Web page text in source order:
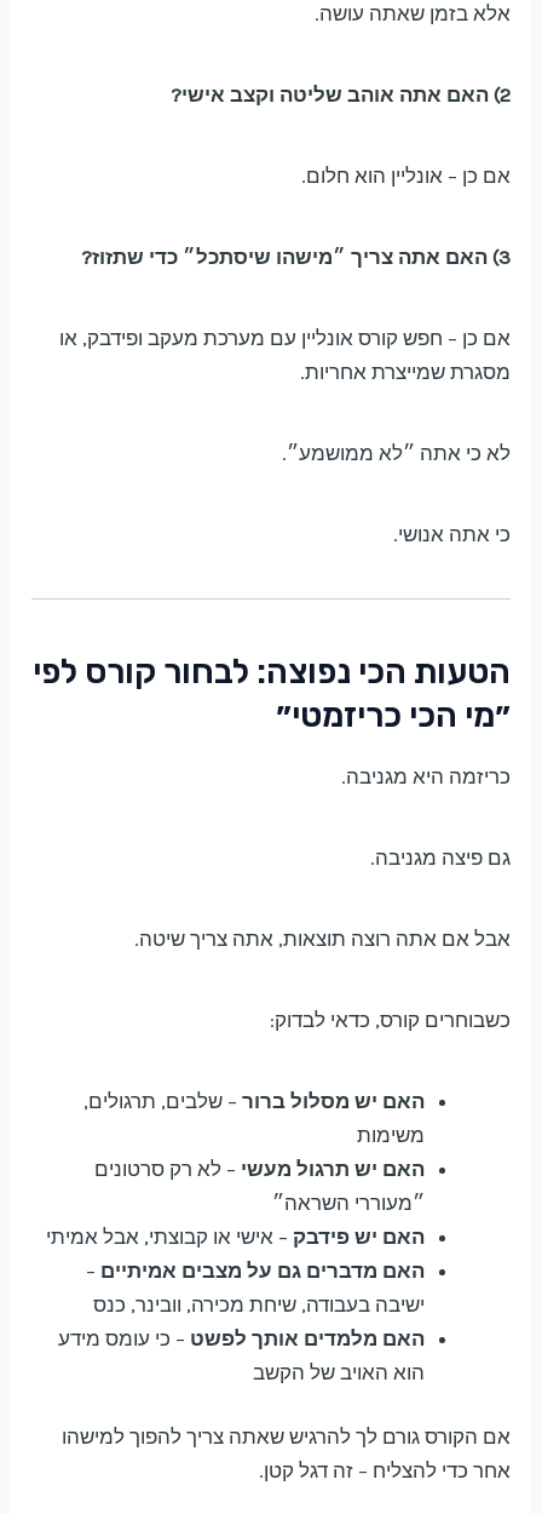
אלא בזמן שאתה עושה.
2) האם אתה אוהב שליטה וקצב אישי?
אם כן – אונליין הוא חלום.
3) האם אתה צריך ״מישהו שיסתכל״ כדי שתזוז?
אם כן – חפש קורס אונליין עם מערכת מעקב ופידבק, או
מסגרת שמייצרת אחריות.
לא כי אתה ״לא ממושמע״.
כי אתה אנושי.
הטעות הכי נפוצה: לבחור קורס לפי
״מי הכי כריזמטי״
כריזמה היא מגניבה.
גם פיצה מגניבה.
אבל אם אתה רוצה תוצאות, אתה צריך שיטה.
כשבוחרים קורס, כדאי לבדוק:
האם יש מסלול ברור – שלבים, תרגולים,
משימות
האם יש תרגול מעשי – לא רק סרטונים
״מעוררי השראה״
האם יש פידבק – אישי או קבוצתי, אבל אמיתי
האם מדברים גם על מצבים אמיתיים –
ישיבה בעבודה, שיחת מכירה, וובינר, כנס
האם מלמדים אותך לפשט – כי עומס מידע
הוא האויב של הקשב
אם הקורס גורם לך להרגיש שאתה צריך להפוך למישהו
אחר כדי להצליח – זה דגל קטן.